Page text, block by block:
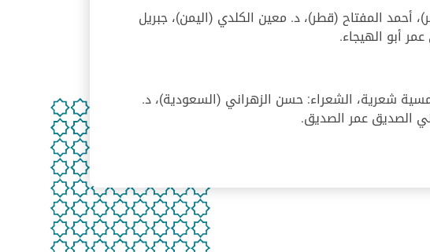
المفتاح (قطر)، د. معين الكلدي (اليمن)، جبريل
أبو الهيجاء.
شعرية، الشعراء: حسن الزهراني (السعودية)، د.
الصديق عمر الصديق.